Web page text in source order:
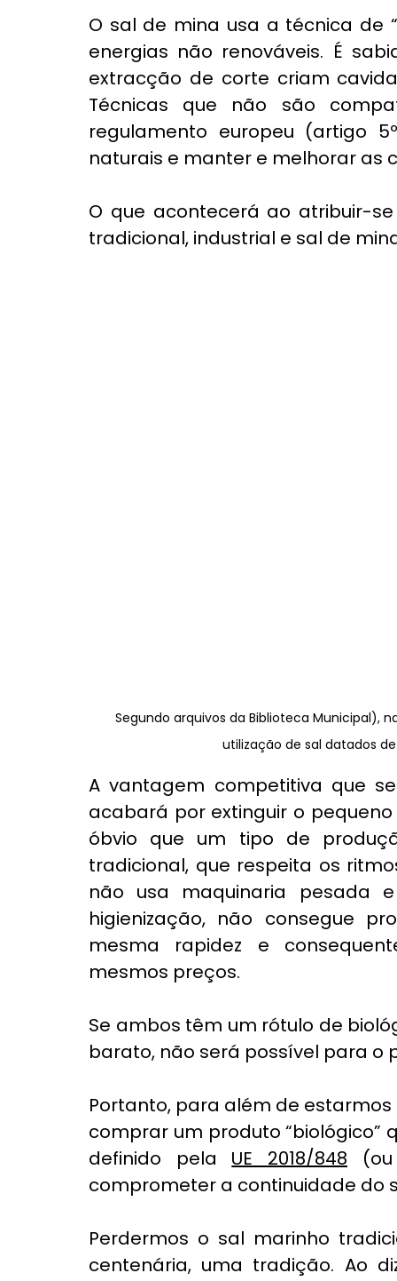
O sal de mina usa a técnica de
energias não renováveis. É
extracção de corte criam
Técnicas que não são
regulamento europeu (artigo
naturais e manter e melhorar as
O que acontecerá ao atribuir-
tradicional, industrial e sal de
Segundo arquivos da Biblioteca Municipal),
utilização de sal datados
A vantagem competitiva que
acabará por extinguir o
óbvio que um tipo de
tradicional, que respeita os
não usa maquinaria pesada
higienização, não consegue
mesma rapidez e
mesmos preços.
Se ambos têm um rótulo de
barato, não será possível para o
Portanto, para além de
comprar um produto “biológico”
definido pela UE 2018/848
comprometer a continuidade do
Perdermos o sal marinho
centenária, uma tradição. Ao